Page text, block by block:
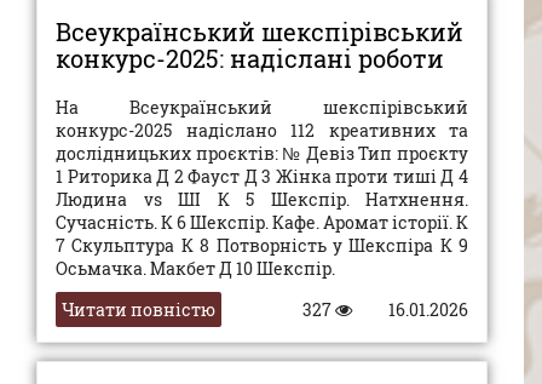
Всеукраїнський шекспірівський
конкурс-2025: надіслані роботи
На Всеукраїнський шекспірівський
конкурс-2025 надіслано 112 креативних та
дослідницьких проєктів: № Девіз Тип проєкту
1 Риторика Д 2 Фауст Д 3 Жінка проти тиші Д 4
Людина vs ШІ К 5 Шекспір. Натхнення.
Сучасність. К 6 Шекспір. Кафе. Аромат історії. К
7 Скульптура К 8 Потворність у Шекспіра К 9
Осьмачка. Макбет Д 10 Шекспір.
Читати повністю
16.01.2026
327